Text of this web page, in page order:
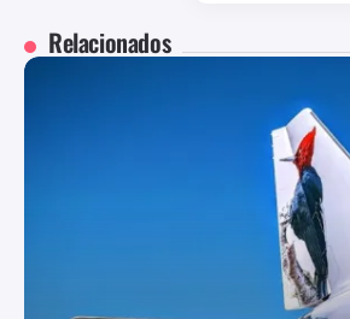
Relacionados